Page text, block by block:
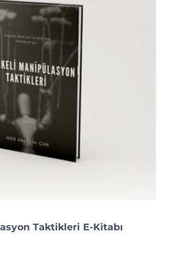
Taktikleri E-Kitabı